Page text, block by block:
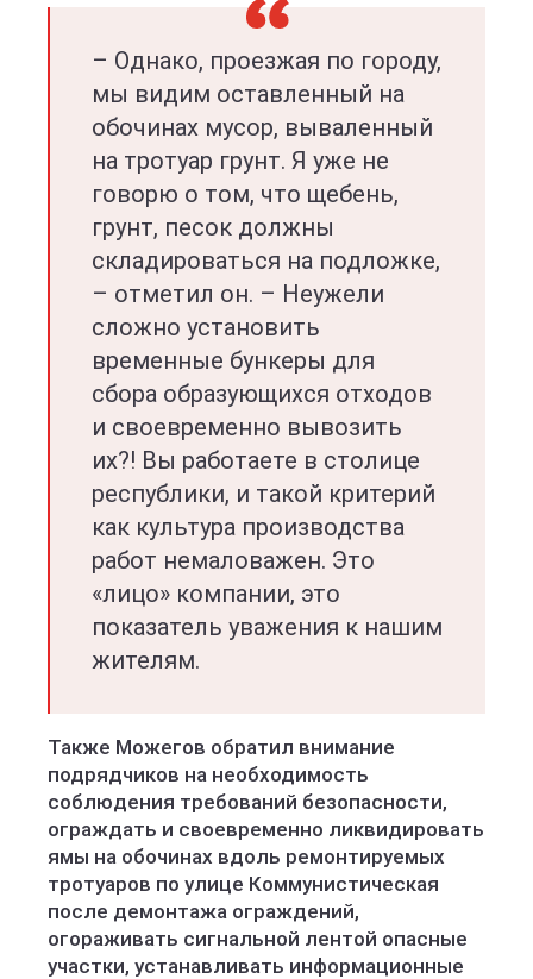
– Однако, проезжая по городу,
мы видим оставленный на
обочинах мусор, вываленный
на тротуар грунт. Я уже не
говорю о том, что щебень,
грунт, песок должны
складироваться на подложке,
– отметил он. – Неужели
сложно установить
временные бункеры для
сбора образующихся отходов
и своевременно вывозить
их?! Вы работаете в столице
республики, и такой критерий
как культура производства
работ немаловажен. Это
«лицо» компании, это
показатель уважения к нашим
жителям.
Также Можегов обратил внимание
подрядчиков на необходимость
соблюдения требований безопасности,
ограждать и своевременно ликвидировать
ямы на обочинах вдоль ремонтируемых
тротуаров по улице Коммунистическая
после демонтажа ограждений,
огораживать сигнальной лентой опасные
участки, устанавливать информационные